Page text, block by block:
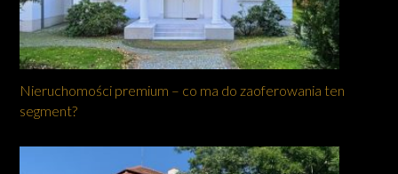
Nieruchomości premium – co ma do zaoferowania ten
segment?